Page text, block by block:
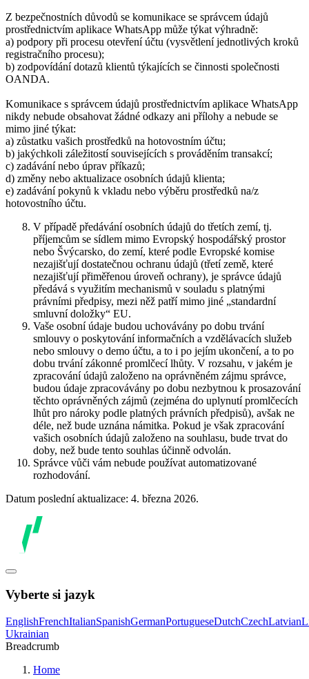
Z bezpečnostních důvodů se komunikace se správcem údajů
prostřednictvím aplikace WhatsApp může týkat výhradně:
a) podpory při procesu otevření účtu (vysvětlení jednotlivých kroků
registračního procesu);
b) zodpovídání dotazů klientů týkajících se činnosti společnosti
OANDA.
Komunikace s správcem údajů prostřednictvím aplikace WhatsApp
nikdy nebude obsahovat žádné odkazy ani přílohy a nebude se
mimo jiné týkat:
a) zůstatku vašich prostředků na hotovostním účtu;
b) jakýchkoli záležitostí souvisejících s prováděním transakcí;
c) zadávání nebo úprav příkazů;
d) změny nebo aktualizace osobních údajů klienta;
e) zadávání pokynů k vkladu nebo výběru prostředků na/z
hotovostního účtu.
V případě předávání osobních údajů do třetích zemí, tj.
příjemcům se sídlem mimo Evropský hospodářský prostor
nebo Švýcarsko, do zemí, které podle Evropské komise
nezajišťují dostatečnou ochranu údajů (třetí země, které
nezajišťují přiměřenou úroveň ochrany), je správce údajů
předává s využitím mechanismů v souladu s platnými
právními předpisy, mezi něž patří mimo jiné „standardní
smluvní doložky“ EU.
Vaše osobní údaje budou uchovávány po dobu trvání
smlouvy o poskytování informačních a vzdělávacích služeb
nebo smlouvy o demo účtu, a to i po jejím ukončení, a to po
dobu trvání zákonné promlčecí lhůty. V rozsahu, v jakém je
zpracování údajů založeno na oprávněném zájmu správce,
budou údaje zpracovávány po dobu nezbytnou k prosazování
těchto oprávněných zájmů (zejména do uplynutí promlčecích
lhůt pro nároky podle platných právních předpisů), avšak ne
déle, než bude uznána námitka. Pokud je však zpracování
vašich osobních údajů založeno na souhlasu, bude trvat do
doby, než bude tento souhlas účinně odvolán.
Správce vůči vám nebude používat automatizované
rozhodování.
Datum poslední aktualizace: 4. března 2026.
Vyberte si jazyk
EnglishFrenchItalianSpanishGermanPortugueseDutchCzechLatvian
Ukrainian
Breadcrumb
Home